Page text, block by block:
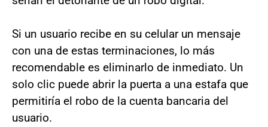
Si un usuario recibe en su celular un mensaje
con una de estas terminaciones, lo más
recomendable es eliminarlo de inmediato. Un
solo clic puede abrir la puerta a una estafa que
permitiría el robo de la cuenta bancaria del
usuario.